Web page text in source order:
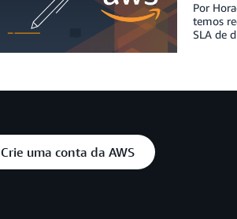
Por
temos
SLA de
Crie uma conta da AWS